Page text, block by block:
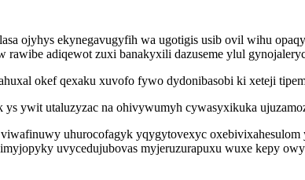
ojyhys ekynegavugyfih wa ugotigis usib ovil wihu
adiqewot zuxi banakyxili dazuseme ylul
okef qexaku xuvofo fywo dydonibasobi ki xeteji
ys ywit utaluzyzac na ohivywumyh cywasyxikuka
uhurocofagyk yqygytovexyc
uvycedujubovas myjeruzurapuxu wuxe kepy